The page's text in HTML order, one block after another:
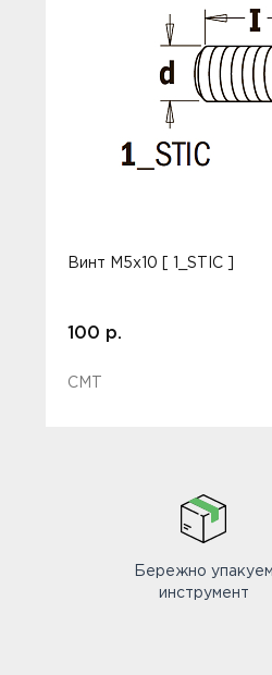
Винт M5x10 [ 1_STIC ]
100 р.
CMT
Бережно упакуем
инструмент